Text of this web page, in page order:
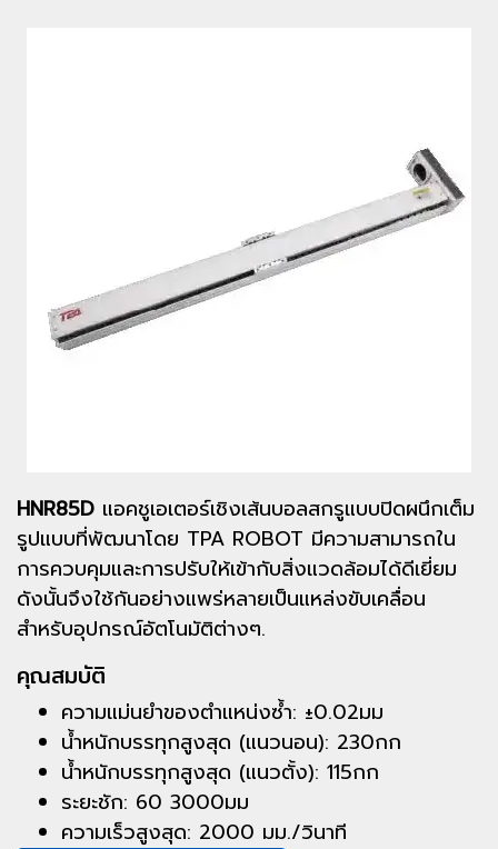
HNR85D แอคชูเอเตอร์เชิงเส้นบอลสกรูแบบปิดผนึกเต็ม
รูปแบบที่พัฒนาโดย TPA ROBOT มีความสามารถใน
การควบคุมและการปรับให้เข้ากับสิ่งแวดล้อมได้ดีเยี่ยม
ดังนั้นจึงใช้กันอย่างแพร่หลายเป็นแหล่งขับเคลื่อน
สำหรับอุปกรณ์อัตโนมัติต่างๆ.
คุณสมบัติ
ความแม่นยำของตำแหน่งซ้ำ: ±0.02มม
น้ำหนักบรรทุกสูงสุด (แนวนอน): 230กก
น้ำหนักบรรทุกสูงสุด (แนวตั้ง): 115กก
ระยะชัก: 60 3000มม
ความเร็วสูงสุด: 2000 มม./วินาที